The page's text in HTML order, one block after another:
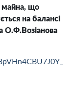
майна, що
на балансі
О.Ф.Возіанова